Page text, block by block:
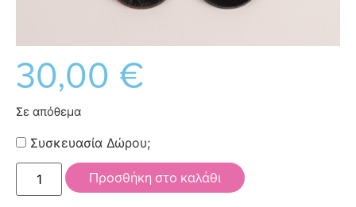
30,00 €
Σε απόθεμα
Συσκευασία Δώρου;
Προσθήκη στο καλάθι